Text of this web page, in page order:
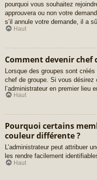
pourquoi vous souhaitez
approuvera ou non votre
s’il annule votre demande, il a
Haut
Comment devenir chef
Lorsque des groupes sont
chef de groupe. Si vous désirez
l’administrateur en premier lieu
Haut
Pourquoi certains
couleur différente ?
L’administrateur peut attribuer
les rendre facilement
Haut